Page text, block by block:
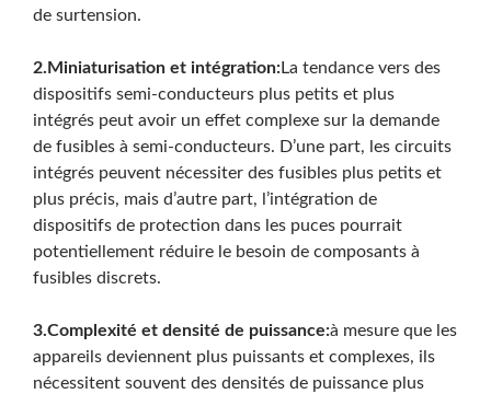
de surtension.
2.Miniaturisation et intégration:La tendance vers des
dispositifs semi-conducteurs plus petits et plus
intégrés peut avoir un effet complexe sur la demande
de fusibles à semi-conducteurs. D’une part, les circuits
intégrés peuvent nécessiter des fusibles plus petits et
plus précis, mais d’autre part, l’intégration de
dispositifs de protection dans les puces pourrait
potentiellement réduire le besoin de composants à
fusibles discrets.
3.Complexité et densité de puissance:à mesure que les
appareils deviennent plus puissants et complexes, ils
nécessitent souvent des densités de puissance plus
Rechercher